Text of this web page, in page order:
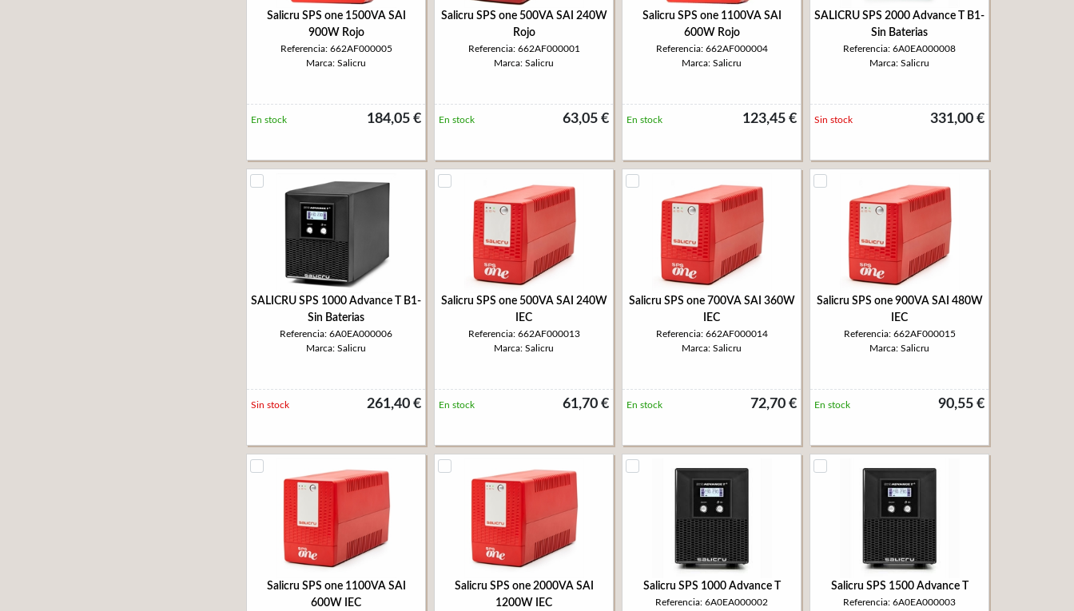
Salicru SPS one 1500VA SAI
900W Rojo
Referencia: 662AF000005
Marca: Salicru
184,05 €
En stock
Salicru SPS one 500VA SAI 240W
Rojo
Referencia: 662AF000001
Marca: Salicru
63,05 €
En stock
Salicru SPS one 1100VA SAI
600W Rojo
Referencia: 662AF000004
Marca: Salicru
123,45 €
En stock
SALICRU SPS 2000 Advance T B1-
Sin Baterias
Referencia: 6A0EA000008
Marca: Salicru
331,00 €
Sin stock
SALICRU SPS 1000 Advance T B1-
Sin Baterias
Referencia: 6A0EA000006
Marca: Salicru
261,40 €
Sin stock
Salicru SPS one 500VA SAI 240W
IEC
Referencia: 662AF000013
Marca: Salicru
61,70 €
En stock
Salicru SPS one 700VA SAI 360W
IEC
Referencia: 662AF000014
Marca: Salicru
72,70 €
En stock
Salicru SPS one 900VA SAI 480W
IEC
Referencia: 662AF000015
Marca: Salicru
90,55 €
En stock
Salicru SPS one 1100VA SAI
600W IEC
Salicru SPS one 2000VA SAI
1200W IEC
Salicru SPS 1000 Advance T
Referencia: 6A0EA000002
Salicru SPS 1500 Advance T
Referencia: 6A0EA000003